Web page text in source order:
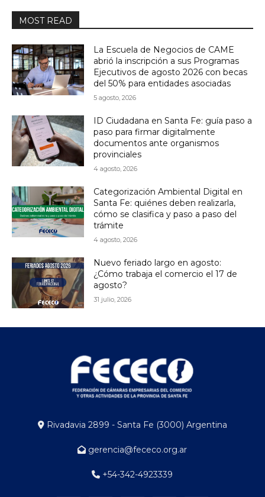
MOST READ
La Escuela de Negocios de CAME
abrió la inscripción a sus Programas
Ejecutivos de agosto 2026 con becas
del 50% para entidades asociadas
5 agosto, 2026
ID Ciudadana en Santa Fe: guía paso a
paso para firmar digitalmente
documentos ante organismos
provinciales
4 agosto, 2026
Categorización Ambiental Digital en
Santa Fe: quiénes deben realizarla,
cómo se clasifica y paso a paso del
trámite
4 agosto, 2026
Nuevo feriado largo en agosto:
¿Cómo trabaja el comercio el 17 de
agosto?
31 julio, 2026
Rivadavia 2899 - Santa Fe (3000) Argentina
gerencia@fececo.org.ar
+54-342-4923339